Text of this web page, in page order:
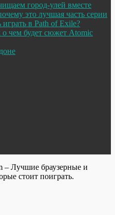
город-улей вместе
это лучшая часть серии
в Path of Exile?
чем будет сюжет Atomic
– Лучшие браузерные и
стоит поиграть.